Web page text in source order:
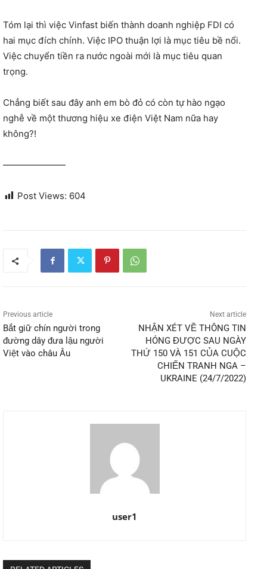
Tóm lại thì việc Vinfast biến thành doanh nghiệp FDI có
hai mục đích chính. Việc IPO thuận lợi là mục tiêu bề nổi.
Việc chuyển tiền ra nước ngoài mới là mục tiêu quan
trọng.
Chẳng biết sau đây anh em bò đỏ có còn tự hào ngạo
nghễ về một thương hiệu xe điện Việt Nam nữa hay
không?!
———————
Post Views: 604
Previous article
Bắt giữ chín người trong
đường dây đưa lậu người
Việt vào châu Âu
Next article
NHẬN XÉT VỀ THÔNG TIN
HÓNG ĐƯỢC SAU NGÀY
THỨ 150 VÀ 151 CỦA CUỘC
CHIẾN TRANH NGA –
UKRAINE (24/7/2022)
user1